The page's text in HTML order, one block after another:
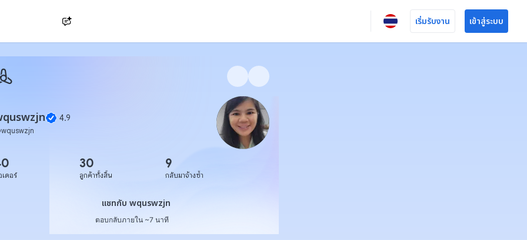
เริ่มรับงาน เข้าสู่ระบบ
4.9
wquswzjn
เดอร์
30
ลูกค้าทั้งสิ้น
9
กลับมาจ้างซ้ำ
ทกับ wquswzjn
แชทกับ wquswzjn
ตอบกลับภายใน ~7 นาที